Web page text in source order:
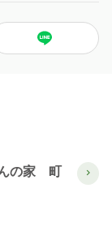
の家 町